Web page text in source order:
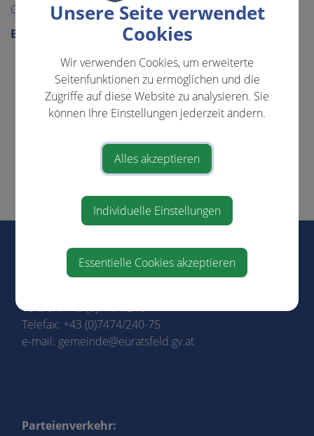
Gemeinde
Bürgerservice
Abgaben
Förderungen
Formulare
Verkehr & Mobilität
Marktgemeinde Euratsfeld
Marktstraße 3
3324 Euratsfeld
Telefon:+43 (0)7474/240
Telefax: +43 (0)7474/240-75
e-mail: gemeinde@euratsfeld.gv.at
Parteienverkehr:
Unsere Seite verwendet
Cookies
Wir verwenden Cookies, um erweiterte
Seitenfunktionen zu ermöglichen und die
Zugriffe auf diese Website zu analysieren. Sie
können Ihre Einstellungen jederzeit ändern.
Alles akzeptieren
Individuelle Einstellungen
Essentielle Cookies akzeptieren